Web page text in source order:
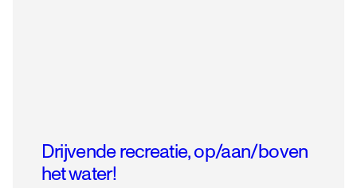
Drijvende recreatie, op/aan/boven
het water!